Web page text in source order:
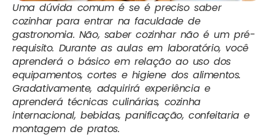
Uma dúvida comum é se é preciso saber
cozinhar para entrar na faculdade de
gastronomia. Não, saber cozinhar não é um pré-
requisito. Durante as aulas em laboratório, você
aprenderá o básico em relação ao uso dos
equipamentos, cortes e higiene dos alimentos.
Gradativamente, adquirirá experiência e
aprenderá técnicas culinárias, cozinha
internacional, bebidas, panificação, confeitaria e
montagem de pratos.